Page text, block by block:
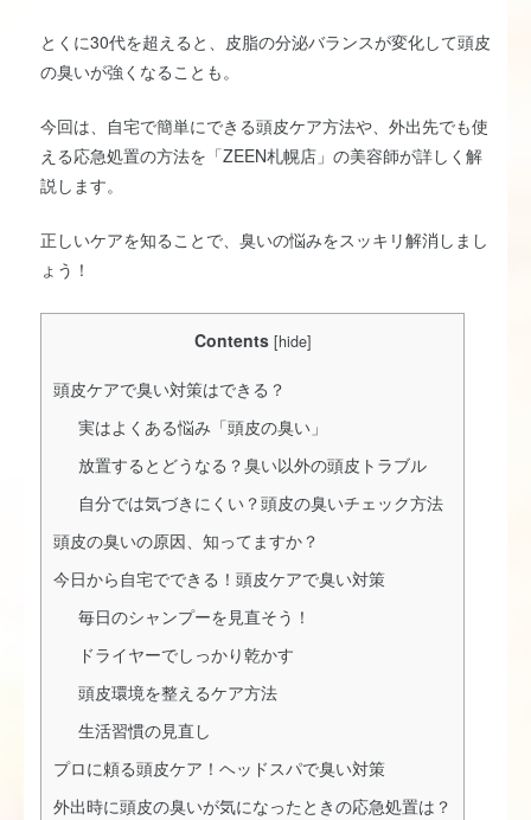
とくに30代を超えると、皮脂の分泌バランスが変化して頭皮
の臭いが強くなることも。
今回は、自宅で簡単にできる頭皮ケア方法や、外出先でも使
える応急処置の方法を「ZEEN札幌店」の美容師が詳しく解
説します。
正しいケアを知ることで、臭いの悩みをスッキリ解消しまし
ょう！
Contents [hide]
頭皮ケアで臭い対策はできる？
実はよくある悩み「頭皮の臭い」
放置するとどうなる？臭い以外の頭皮トラブル
自分では気づきにくい？頭皮の臭いチェック方法
頭皮の臭いの原因、知ってますか？
今日から自宅でできる！頭皮ケアで臭い対策
毎日のシャンプーを見直そう！
ドライヤーでしっかり乾かす
頭皮環境を整えるケア方法
生活習慣の見直し
プロに頼る頭皮ケア！ヘッドスパで臭い対策
外出時に頭皮の臭いが気になったときの応急処置は？